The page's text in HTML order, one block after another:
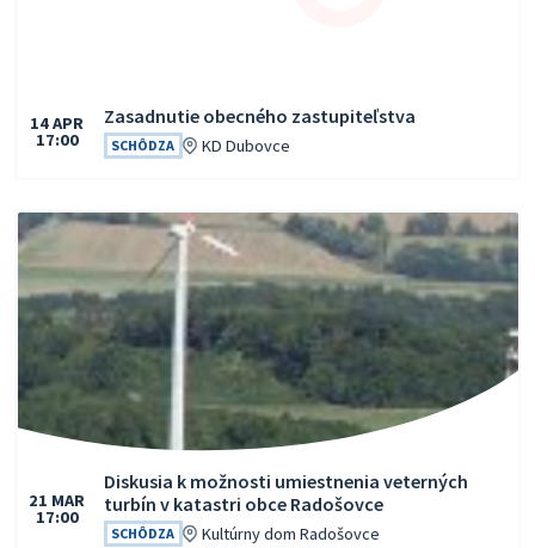
Zasadnutie obecného zastupiteľstva
SCHÔDZA Miesto:
KD Dubovce
Čas:
14APR
17:00
Diskusia k možnosti umiestnenia veterných
turbín v katastri obce Radošovce
SCHÔDZA Miesto:
Kultúrny dom Radošovce
Čas:
21 MAR
17:00